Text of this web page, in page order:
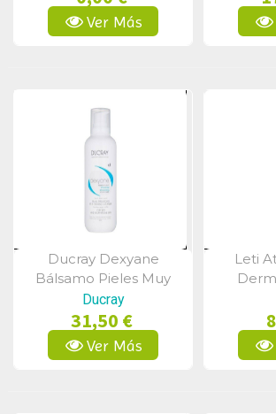
Ver Más
Vista Rápida
Ducray Dexyane
Bálsamo Pieles Muy
Secas Y Atópicas 400 Ml
Ducray
31,50 €
Ver Más
Leti